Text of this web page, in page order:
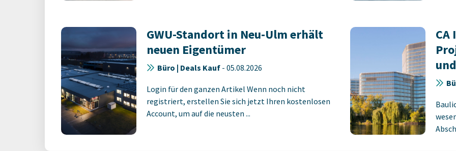
GWU-Standort in Neu-Ulm erhält
neuen Eigentümer
Büro | Deals Kauf - 05.08.2026
Login für den ganzen Artikel Wenn noch nicht
registriert, erstellen Sie sich jetzt Ihren kostenlosen
Account, um auf die neusten ...